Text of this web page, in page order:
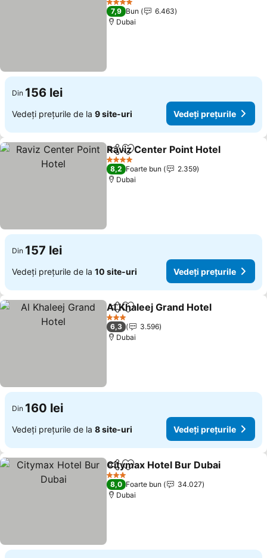
4 Stele
7,9 Bun
6.463
Dubai
Din 156 lei
Vedeți prețurile de la 9 site-uri Vedeți prețurile
DistribuițiAdăugaţi la favorite
Raviz Center Point Hotel
4 Stele
8,2 Foarte bun
2.359
Dubai
Din 157 lei
Vedeți prețurile de la 10 site-uri Vedeți prețurile
DistribuițiAdăugaţi la favorite
Al Khaleej Grand Hotel
3 Stele
6,3
3.596
Dubai
Din 160 lei
Vedeți prețurile de la 8 site-uri Vedeți prețurile
DistribuițiAdăugaţi la favorite
Citymax Hotel Bur Dubai
3 Stele
8,0 Foarte bun
34.027
Dubai